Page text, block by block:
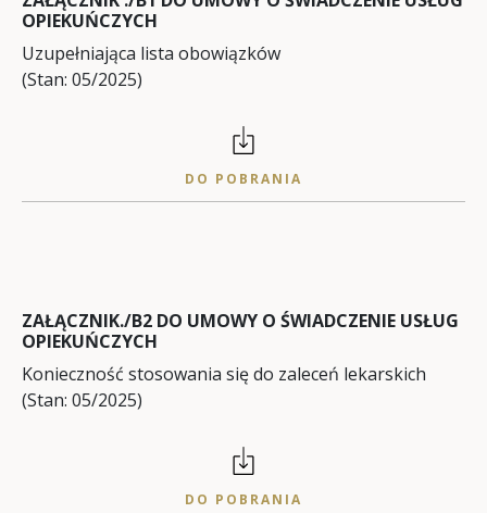
OPIEKUŃCZYCH
Uzupełniająca lista obowiązków
(Stan: 05/2025)
DO POBRANIA
ZAŁĄCZNIK./B2 DO UMOWY O ŚWIADCZENIE USŁUG
OPIEKUŃCZYCH
Konieczność stosowania się do zaleceń lekarskich
(Stan: 05/2025)
DO POBRANIA